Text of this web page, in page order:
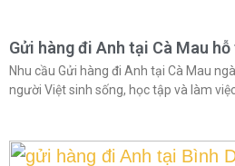
Gửi hàng đi Anh tại Cà Mau
Nhu cầu Gửi hàng đi Anh tại Cà Mau
người Việt sinh sống, học tập và làm